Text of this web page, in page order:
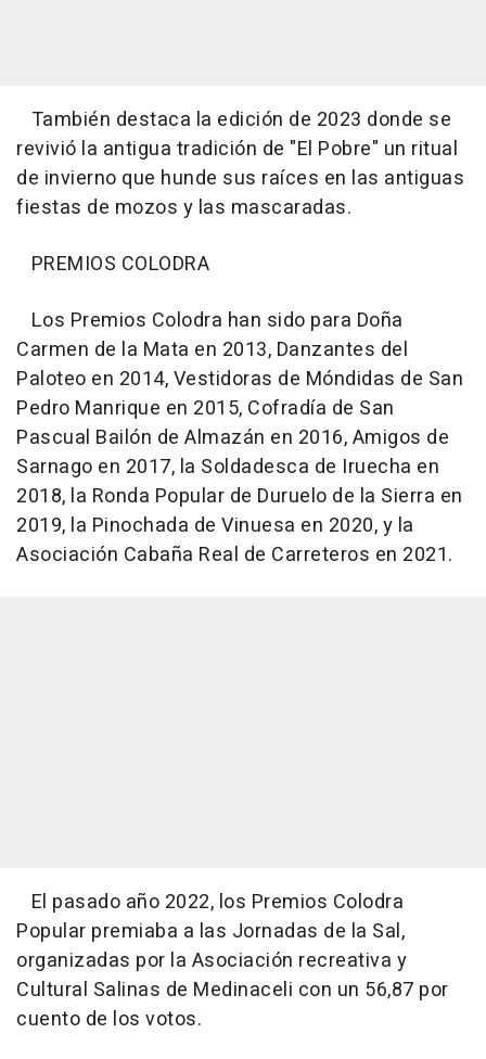
También destaca la edición de 2023 donde se
revivió la antigua tradición de "El Pobre" un ritual
de invierno que hunde sus raíces en las antiguas
fiestas de mozos y las mascaradas.
PREMIOS COLODRA
Los Premios Colodra han sido para Doña
Carmen de la Mata en 2013, Danzantes del
Paloteo en 2014, Vestidoras de Móndidas de San
Pedro Manrique en 2015, Cofradía de San
Pascual Bailón de Almazán en 2016, Amigos de
Sarnago en 2017, la Soldadesca de Iruecha en
2018, la Ronda Popular de Duruelo de la Sierra en
2019, la Pinochada de Vinuesa en 2020, y la
Asociación Cabaña Real de Carreteros en 2021.
El pasado año 2022, los Premios Colodra
Popular premiaba a las Jornadas de la Sal,
organizadas por la Asociación recreativa y
Cultural Salinas de Medinaceli con un 56,87 por
cuento de los votos.